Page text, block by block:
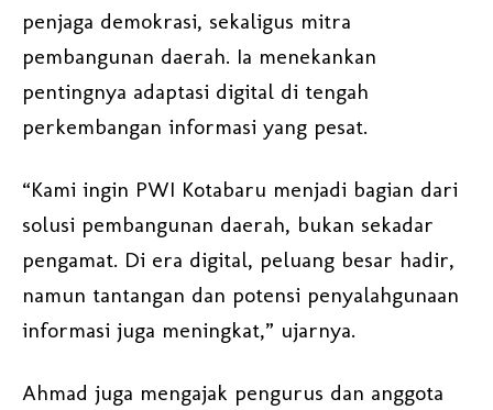
penjaga demokrasi, sekaligus mitra
pembangunan daerah. Ia menekankan
pentingnya adaptasi digital di tengah
perkembangan informasi yang pesat.
“Kami ingin PWI Kotabaru menjadi bagian dari
solusi pembangunan daerah, bukan sekadar
pengamat. Di era digital, peluang besar hadir,
namun tantangan dan potensi penyalahgunaan
informasi juga meningkat,” ujarnya.
Ahmad juga mengajak pengurus dan anggota